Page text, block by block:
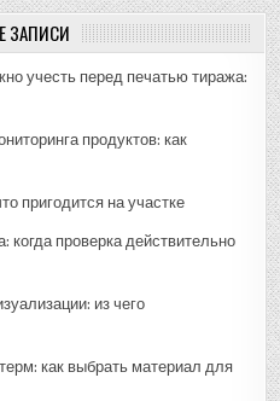
ЗАПИСИ
учесть перед печатью тиража:
продуктов: как
пригодится на участке
проверка действительно
из чего
как выбрать материал для